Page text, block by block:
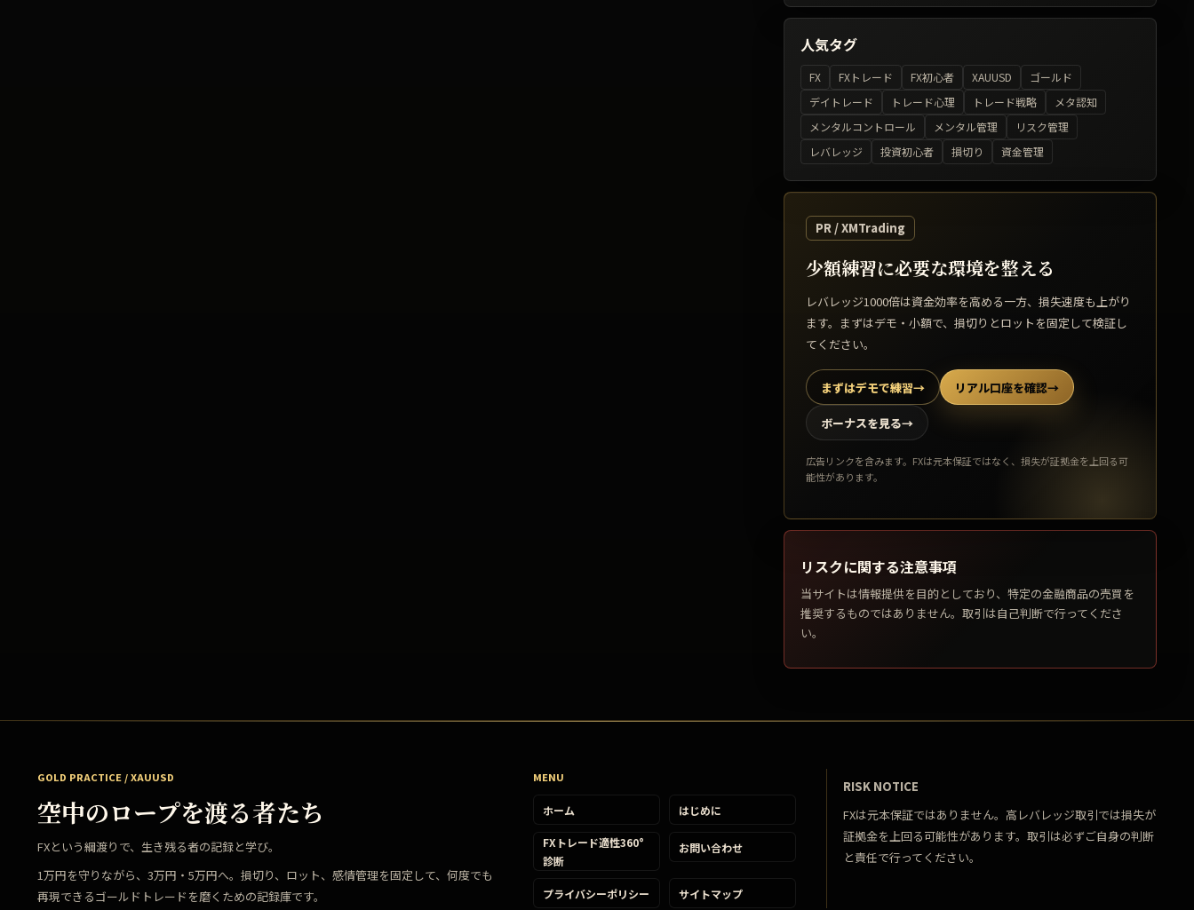
人気タグ
FX FXトレード FX初心者 XAUUSD
ゴールド
デイトレード
トレード心理 トレード戦略
メタ認知
メンタルコントロール
メンタル管理
リスク管理
レバレッジ
投資初心者 損切り 資金管理
PR / XMTrading
少額練習に必要な環境を整える
レバレッジ1000倍は資金効率を高める一方、損失速度も上がり
ます。まずはデモ・小額で、損切りとロットを固定して検証し
てください。
まずはデモで練習→ リアル口座を確認→
ボーナスを見る→
広告リンクを含みます。FXは元本保証ではなく、損失が証拠金を上回る可
能性があります。
リスクに関する注意事項
当サイトは情報提供を目的としており、特定の金融商品の売買を
推奨するものではありません。取引は自己判断で行ってくださ
い。
GOLD PRACTICE / XAUUSD
空中のロープを渡る者たち
FXという綱渡りで、生き残る者の記録と学び。
1万円を守りながら、3万円・5万円へ。損切り、ロット、感情管理を固定して、何度でも
再現できるゴールドトレードを磨くための記録庫です。
MENU
ホーム はじめに
FXトレード適性360°
診断
お問い合わせ
プライバシーポリシー サイトマップ
RISK NOTICE
FXは元本保証ではありません。高レバレッジ取引では損失が
証拠金を上回る可能性があります。取引は必ずご自身の判断
と責任で行ってください。